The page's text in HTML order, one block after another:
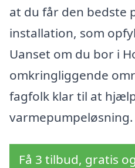
at du får den bedste
installation, som
Uanset om du bor i
omkringliggende
fagfolk klar til at
varmepumpeløsning.
Få 3 tilbud, gratis